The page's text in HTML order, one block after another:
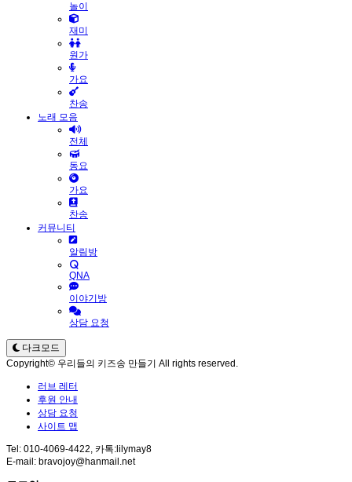
놀이
재미
원가
가요
찬송
노래 모음
전체
동요
가요
찬송
커뮤니티
알림방
QNA
이야기방
상담 요청
다크모드
Copyright© 우리들의 키즈송 만들기 All rights reserved.
러브 레터
후원 안내
상담 요청
사이트 맵
Tel: 010-4069-4422, 카톡:lilymay8
E-mail: bravojoy@hanmail.net